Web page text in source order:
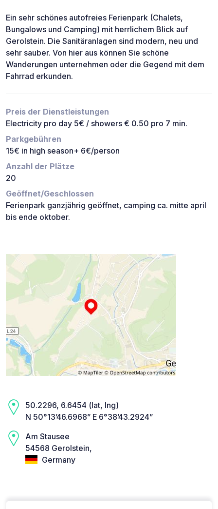
Ein sehr schönes autofreies Ferienpark (Chalets,
Bungalows und Camping) mit herrlichem Blick auf
Gerolstein. Die Sanitäranlagen sind modern, neu und
sehr sauber. Von hier aus können Sie schöne
Wanderungen unternehmen oder die Gegend mit dem
Fahrrad erkunden.
Preis der Dienstleistungen
Electricity pro day 5€ / showers € 0.50 pro 7 min.
Parkgebühren
15€ in high season+ 6€/person
Anzahl der Plätze
20
Geöffnet/Geschlossen
Ferienpark ganzjährig geöffnet, camping ca. mitte april
bis ende oktober.
50.2296, 6.6454 (lat, lng)
N 50°13’46.6968” E 6°38’43.2924”
Am Stausee
54568 Gerolstein,
Germany